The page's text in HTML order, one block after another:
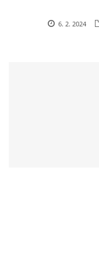
6. 2. 2024